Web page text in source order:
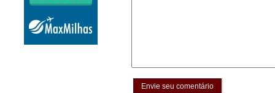
Envie seu comentário